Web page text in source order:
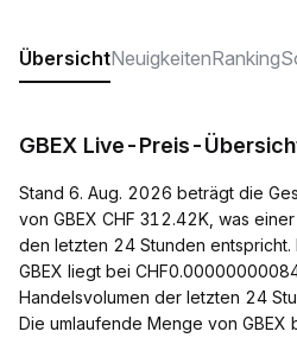
ÜbersichtNeuigkeitenRanking
GBEX Live-Preis-
Stand 6. Aug. 2026 beträgt die
von GBEX CHF 312.42K, was
den letzten 24 Stunden entspricht.
GBEX liegt bei
Handelsvolumen der letzten 24
Die umlaufende Menge von